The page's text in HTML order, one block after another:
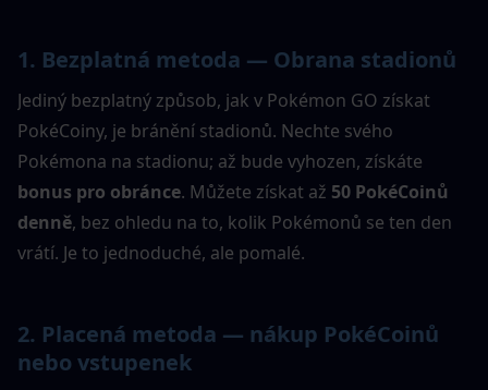
1. Bezplatná metoda — Obrana stadionů
Jediný bezplatný způsob, jak v Pokémon GO získat
PokéCoiny, je bránění stadionů. Nechte svého
bonus pro obránce. Můžete získat až 50 PokéCoinů
denně, bez ohledu na to, kolik Pokémonů se ten den
vrátí. Je to jednoduché, ale pomalé.
2. Placená metoda — nákup PokéCoinů
nebo vstupenek